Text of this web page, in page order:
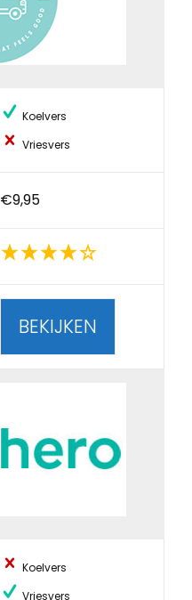
Koelvers
Vriesvers
€9,95
BEKIJKEN
Koelvers
Vriesvers